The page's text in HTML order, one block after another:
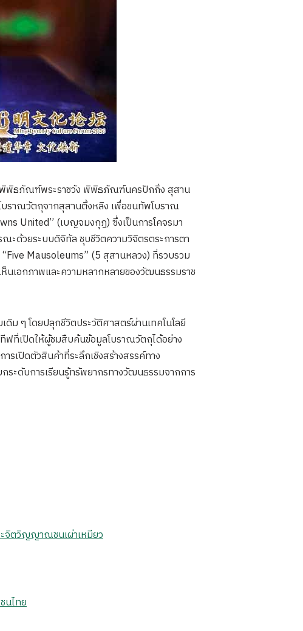
พิพิธภัณฑ์พระราชวัง พิพิธภัณฑ์นครปักกิ่ง สุสาน
บราณวัตถุจากสุสานติ้งหลิง เพื่อขนทัพโบราณ
United” (เบญจมงกุฎ) ซึ่งเป็นการโคจรมา
ด้วยระบบดิจิทัล ชุบชีวิตความวิจิตรตระการตา
Mausoleums” (5 สุสานหลวง) ที่รวบรวม
เอกภาพและความหลากหลายของวัฒนธรรมราช
ม ๆ โดยปลุกชีวิตประวัติศาสตร์ผ่านเทคโนโลยี
ฟที่เปิดให้ผู้ชมสืบค้นข้อมูลโบราณวัตถุได้อย่าง
เปิดตัวสินค้าที่ระลึกเชิงสร้างสรรค์ทาง
ะดับการเรียนรู้ทรัพยากรทางวัฒนธรรมจากการ
จิตวิญญาณชนเผ่าเหมียว
นไทย